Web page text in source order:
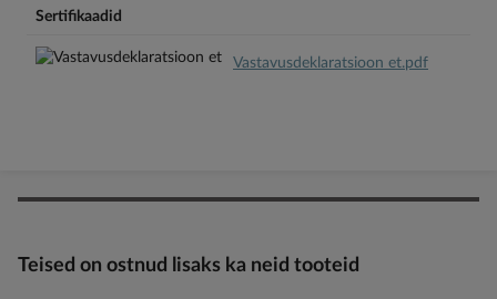
Sertifikaadid
Vastavusdeklaratsioon et.pdf
Teised on ostnud lisaks ka neid tooteid